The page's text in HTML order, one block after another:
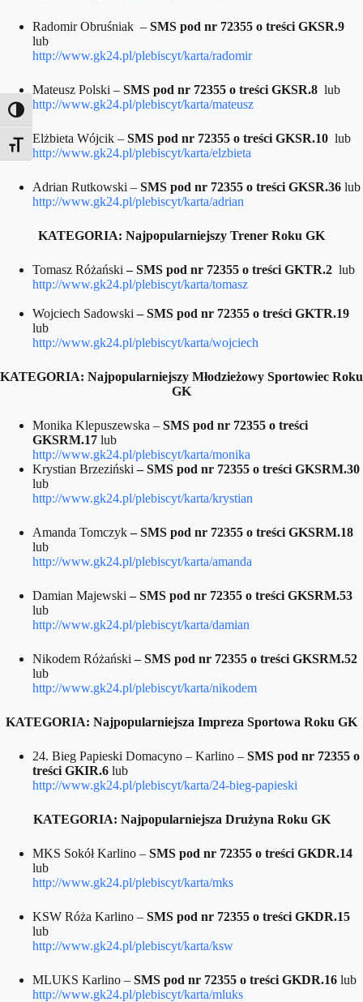
Toggle High Contrast
Toggle Font size
Radomir Obruśniak – SMS pod nr 72355 o treści GKSR.9
lub
http://www.gk24.pl/plebiscyt/karta/radomir
Mateusz Polski – SMS pod nr 72355 o treści GKSR.8 lub
http://www.gk24.pl/plebiscyt/karta/mateusz
Elżbieta Wójcik – SMS pod nr 72355 o treści GKSR.10 lub
http://www.gk24.pl/plebiscyt/karta/elzbieta
Adrian Rutkowski – SMS pod nr 72355 o treści GKSR.36 lub
http://www.gk24.pl/plebiscyt/karta/adrian
KATEGORIA: Najpopularniejszy Trener Roku GK
Tomasz Różański – SMS pod nr 72355 o treści GKTR.2 lub
http://www.gk24.pl/plebiscyt/karta/tomasz
Wojciech Sadowski– SMS pod nr 72355 o treści GKTR.19
lub
http://www.gk24.pl/plebiscyt/karta/wojciech
KATEGORIA: Najpopularniejszy Młodzieżowy Sportowiec Roku
GK
Monika Klepuszewska – SMS pod nr 72355 o treści
GKSRM.17 lub
http://www.gk24.pl/plebiscyt/karta/monika
Krystian Brzeziński– SMS pod nr 72355 o treści GKSRM.30
lub
http://www.gk24.pl/plebiscyt/karta/krystian
Amanda Tomczyk– SMS pod nr 72355 o treści GKSRM.18
lub
http://www.gk24.pl/plebiscyt/karta/amanda
Damian Majewski – SMS pod nr 72355 o treści GKSRM.53
lub
http://www.gk24.pl/plebiscyt/karta/damian
Nikodem Różański – SMS pod nr 72355 o treści GKSRM.52
lub
http://www.gk24.pl/plebiscyt/karta/nikodem
KATEGORIA: Najpopularniejsza Impreza Sportowa Roku GK
24. Bieg Papieski Domacyno – Karlino – SMS pod nr 72355 o
treści GKIR.6 lub
http://www.gk24.pl/plebiscyt/karta/24-bieg-papieski
KATEGORIA: Najpopularniejsza Drużyna Roku GK
MKS Sokół Karlino – SMS pod nr 72355 o treści GKDR.14
lub
http://www.gk24.pl/plebiscyt/karta/mks
KSW Róża Karlino – SMS pod nr 72355 o treści GKDR.15
lub
http://www.gk24.pl/plebiscyt/karta/ksw
MLUKS Karlino – SMS pod nr 72355 o treści GKDR.16 lub
http://www.gk24.pl/plebiscyt/karta/mluks